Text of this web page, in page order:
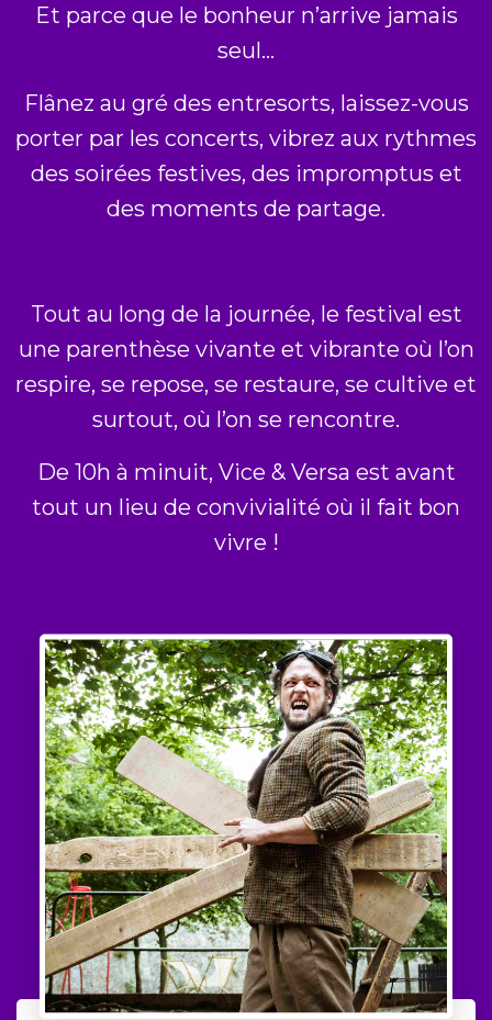
Et parce que le bonheur n’arrive jamais
seul…
Flânez au gré des entresorts, laissez-vous
porter par les concerts, vibrez aux rythmes
des soirées festives, des impromptus et
des moments de partage.
Tout au long de la journée, le festival est
une parenthèse vivante et vibrante où l’on
respire, se repose, se restaure, se cultive et
surtout, où l’on se rencontre.
De 10h à minuit, Vice & Versa est avant
tout un lieu de convivialité où il fait bon
vivre !